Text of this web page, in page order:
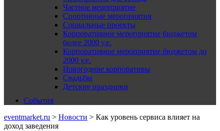
Частное мероприятие
Спортивные мероприятия
Социальные проекты
Корпоративное мероприятие бюджетом
более 2000 у.е.
Корпоративное мероприятие бюджетом до
2000 у.е.
Новогодние корпоративы
Свадьбы
Детские праздники
События
eventmarket.ru > Новости > Как уровень сервиса влияет на
доход заведения